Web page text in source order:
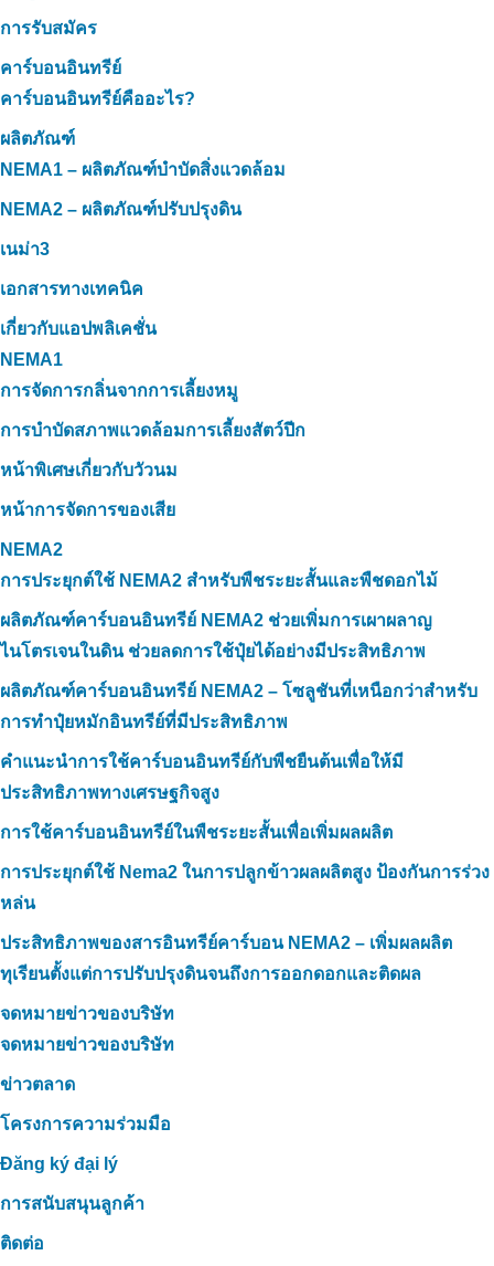
การรับสมัคร
คาร์บอนอินทรีย์
คาร์บอนอินทรีย์คืออะไร?
ผลิตภัณฑ์
NEMA1 – ผลิตภัณฑ์บำบัดสิ่งแวดล้อม
NEMA2 – ผลิตภัณฑ์ปรับปรุงดิน
เนม่า3
เอกสารทางเทคนิค
เกี่ยวกับแอปพลิเคชั่น
NEMA1
การจัดการกลิ่นจากการเลี้ยงหมู
การบำบัดสภาพแวดล้อมการเลี้ยงสัตว์ปีก
หน้าพิเศษเกี่ยวกับวัวนม
หน้าการจัดการของเสีย
NEMA2
การประยุกต์ใช้ NEMA2 สำหรับพืชระยะสั้นและพืชดอกไม้
ผลิตภัณฑ์คาร์บอนอินทรีย์ NEMA2 ช่วยเพิ่มการเผาผลาญ
ไนโตรเจนในดิน ช่วยลดการใช้ปุ๋ยได้อย่างมีประสิทธิภาพ
ผลิตภัณฑ์คาร์บอนอินทรีย์ NEMA2 – โซลูชันที่เหนือกว่าสำหรับ
การทำปุ๋ยหมักอินทรีย์ที่มีประสิทธิภาพ
คำแนะนำการใช้คาร์บอนอินทรีย์กับพืชยืนต้นเพื่อให้มี
ประสิทธิภาพทางเศรษฐกิจสูง
การใช้คาร์บอนอินทรีย์ในพืชระยะสั้นเพื่อเพิ่มผลผลิต
การประยุกต์ใช้ Nema2 ในการปลูกข้าวผลผลิตสูง ป้องกันการร่วง
หล่น
ประสิทธิภาพของสารอินทรีย์คาร์บอน NEMA2 – เพิ่มผลผลิต
ทุเรียนตั้งแต่การปรับปรุงดินจนถึงการออกดอกและติดผล
จดหมายข่าวของบริษัท
จดหมายข่าวของบริษัท
ข่าวตลาด
โครงการความร่วมมือ
Đăng ký đại lý
การสนับสนุนลูกค้า
ติดต่อ